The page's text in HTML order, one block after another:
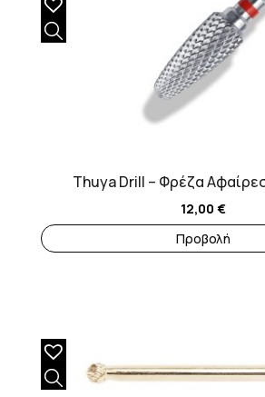
Thuya Drill – Φρέζα
12,00 €
Προβολή